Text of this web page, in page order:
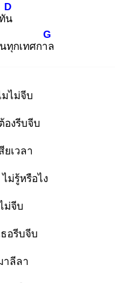
น
D
ทุกเทศกาล
G
มไม่จีบ
องรีบจีบ
ยเวลา
ม่รู้หรือไง
ม่จีบ
ธอรีบจีบ
าลีลา